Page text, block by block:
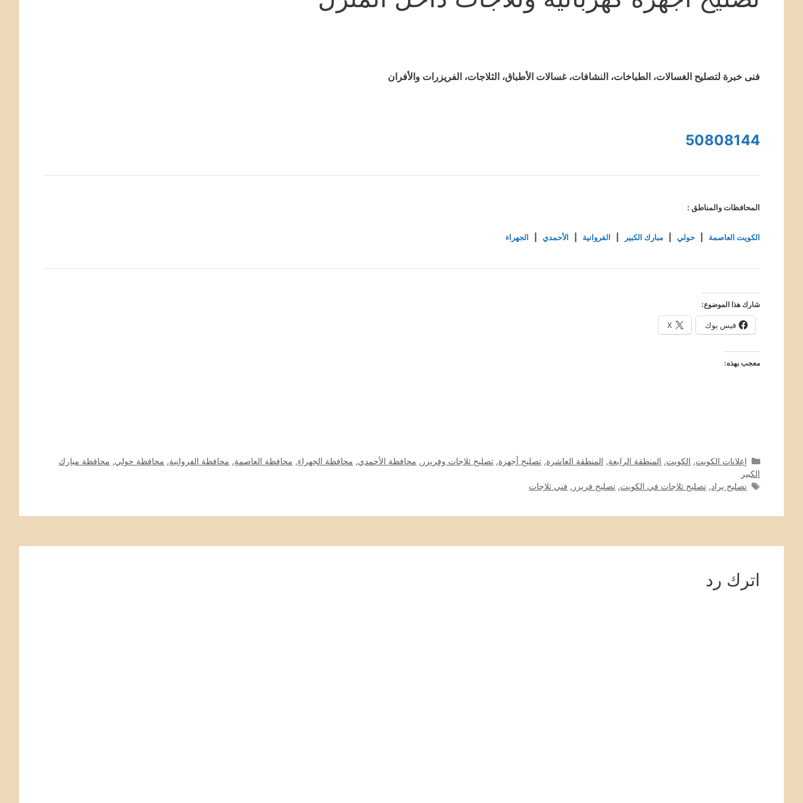
فنى خبرة لتصليح الغسالات، الطباخات، النشافات، غسالات الأطباق، الثلاجات، الفريزرات والأفران
50808144
المحافظات والمناطق :
الكويت العاصمة حولي مبارك الكبير الفروانية الأحمدي الجهراء
شارك هذا الموضوع:
فيس بوك X
معجب بهذه:
التصنيفات
إعلانات الكويت, الكويت, المنطقة الرابعة, المنطقة العاشرة, تصليح أجهزة, تصليح ثلاجات وفريزر , محافظة الأحمدي, محافظة الجهراء, محافظة العاصمة, محافظة الفروانية, محافظة حولي, محافظة مبارك
الكبير
الوسوم
تصليح براد, تصليح ثلاجات في الكويت, تصليح فريزر , فني ثلاجات
اترك رد